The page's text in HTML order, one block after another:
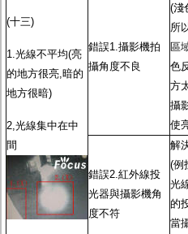
(十三)
1.光線不平均(亮
的地方很亮,暗的
地方很暗)
2,光線集中在中
間
錯誤1.攝影機拍
攝角度不良
(淺
所
區
色
方
攝
使
錯誤2.紅外線投
光器與攝影機角
度不符
解
(例
光
的
當